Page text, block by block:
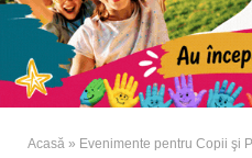
Acasă » Evenimente pentru Copii şi